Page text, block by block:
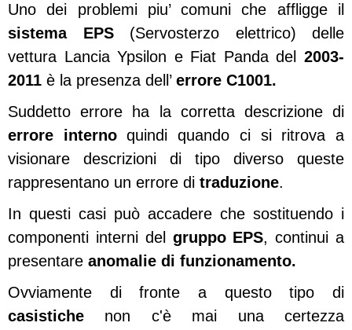
Uno dei problemi piu’ comuni che affligge il
sistema EPS(Servosterzo elettrico) delle
vettura Lancia Ypsilon e Fiat Panda del 2003-
2011 è la presenza dell’ errore C1001.
Suddetto errore ha la corretta descrizione di
errore internoquindi quando ci si ritrova a
visionare descrizioni di tipo diverso queste
rappresentano un errore di traduzione.
In questi casi può accadere che sostituendo i
componenti interni del gruppo EPS, continui a
presentare anomalie di funzionamento.
Ovviamente di fronte a questo tipo di
casistiche non c'è mai una certezza